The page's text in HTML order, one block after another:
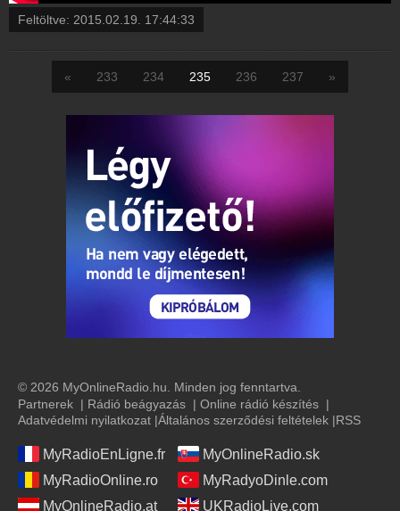
Feltöltve: 2015.02.19. 17:44:33
« 233 234 235 236 237 »
© 2026 MyOnlineRadio.hu. Minden jog fenntartva.
Partnerek | Rádió beágyazás | Online rádió készítés |
Adatvédelmi nyilatkozat |Általános szerződési feltételek |RSS
MyRadioEnLigne.fr
MyOnlineRadio.sk
MyRadioOnline.ro
MyRadyoDinle.com
MyOnlineRadio.at
UKRadioLive.com